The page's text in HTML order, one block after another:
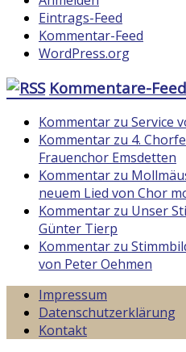
Eintrags-Feed
Kommentar-Feed
WordPress.org
Kommentare-Feed
Kommentar zu Service
Kommentar zu 4.
Frauenchor Emsdetten
Kommentar zu
neuem Lied von Chor
Kommentar zu Unser
Günter Tierp
Kommentar zu
von Peter Oehmen
Impressum
Datenschutzerklärung
Kontakt